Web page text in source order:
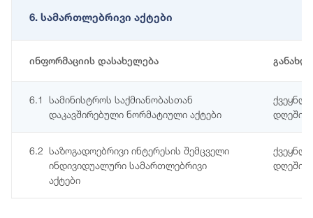
6. სამართლებრივი აქტები
ინფორმაციის დასახელება
6.1
სამინისტროს საქმიანობასთან
დაკავშირებული ნორმატიული აქტები
დღეში
6.2 საზოგადოებრივი ინტერესის შემცველი
ინდივიდუალური სამართლებრივი
აქტები
დღეში